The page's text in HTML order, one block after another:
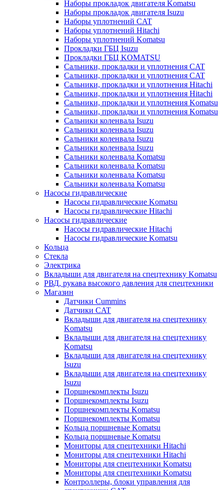
Наборы прокладок двигателя Komatsu
Наборы прокладок двигателя Isuzu
Наборы уплотнений CAT
Наборы уплотнений Hitachi
Наборы уплотнений Komatsu
Прокладки ГБЦ Isuzu
Прокладки ГБЦ KOMATSU
Сальники, прокладки и уплотнения CAT
Сальники, прокладки и уплотнения CAT
Сальники, прокладки и уплотнения Hitachi
Сальники, прокладки и уплотнения Hitachi
Сальники, прокладки и уплотнения Komatsu
Сальники, прокладки и уплотнения Komatsu
Сальники коленвала Isuzu
Сальники коленвала Isuzu
Сальники коленвала Isuzu
Сальники коленвала Isuzu
Сальники коленвала Komatsu
Сальники коленвала Komatsu
Сальники коленвала Komatsu
Сальники коленвала Komatsu
Насосы гидравлические
Насосы гидравлические Komatsu
Насосы гидравлические Hitachi
Насосы гидравлические
Насосы гидравлические Hitachi
Насосы гидравлические Komatsu
Кольца
Стекла
Электрика
Вкладыши для двигателя на спецтехнику Komatsu
РВД, рукава высокого давления для спецтехники
Магазин
Датчики Cummins
Датчики CAT
Вкладыши для двигателя на спецтехнику
Komatsu
Вкладыши для двигателя на спецтехнику
Komatsu
Вкладыши для двигателя на спецтехнику
Isuzu
Вкладыши для двигателя на спецтехнику
Isuzu
Поршнекомплекты Isuzu
Поршнекомплекты Isuzu
Поршнекомплекты Komatsu
Поршнекомплекты Komatsu
Кольца поршневые Komatsu
Кольца поршневые Komatsu
Мониторы для спецтехники Hitachi
Мониторы для спецтехники Hitachi
Мониторы для спецтехники Komatsu
Мониторы для спецтехники Komatsu
Контроллеры, блоки управления для